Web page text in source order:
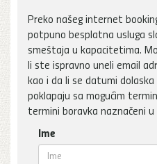
Preko našeg internet
potpuno besplatna usluga
smeštaja u kapacitetima.
li ste ispravno uneli email
kao i da li se datumi
poklapaju sa mogućim
termini boravka naznačeni u
Ime